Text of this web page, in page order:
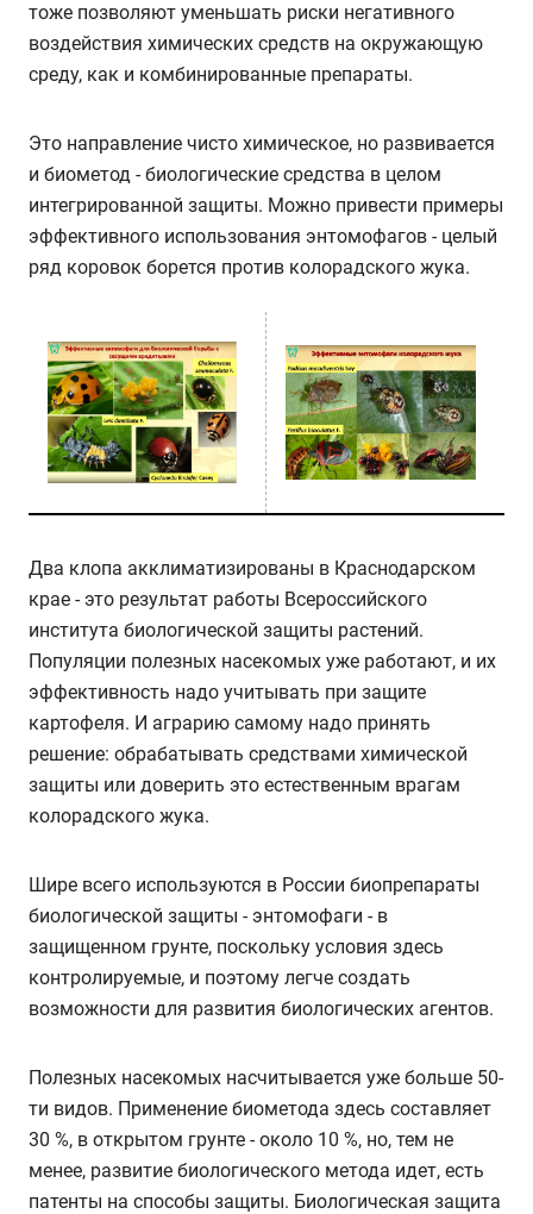
тоже позволяют уменьшать риски негативного
воздействия химических средств на окружающую
среду, как и комбинированные препараты.
Это направление чисто химическое, но развивается
и биометод - биологические средства в целом
интегрированной защиты. Можно привести примеры
эффективного использования энтомофагов - целый
ряд коровок борется против колорадского жука.
Два клопа акклиматизированы в Краснодарском
крае - это результат работы Всероссийского
института биологической защиты растений.
Популяции полезных насекомых уже работают, и их
эффективность надо учитывать при защите
картофеля. И аграрию самому надо принять
решение: обрабатывать средствами химической
защиты или доверить это естественным врагам
колорадского жука.
Шире всего используются в России биопрепараты
биологической защиты - энтомофаги - в
защищенном грунте, поскольку условия здесь
контролируемые, и поэтому легче создать
возможности для развития биологических агентов.
Полезных насекомых насчитывается уже больше 50-
ти видов. Применение биометода здесь составляет
30 %, в открытом грунте - около 10 %, но, тем не
менее, развитие биологического метода идет, есть
патенты на способы защиты. Биологическая защита